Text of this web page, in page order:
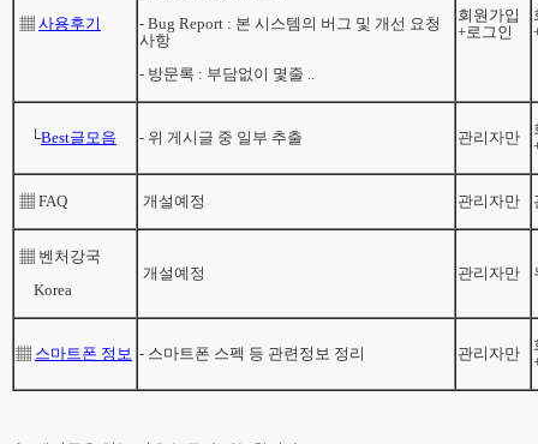
▦ 사용후기
- Bug Report : 본 시스템의 버그 및 개선 요청
사항
- 방문록 : 부담없이 몇줄 ..
회원가입
+로그인
└Best글모음 - 위 게시글 중 일부 추출 관리자만
▦ FAQ 개설예정 관리자만
▦ 벤처강국
Korea
개설예정 관리자만
▦ 스마트폰 정보 - 스마트폰 스펙 등 관련정보 정리 관리자만